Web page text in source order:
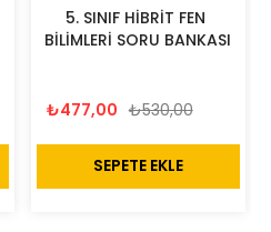
5. SINIF HİBRİT FEN
BİLİMLERİ SORU BANKASI
₺477,00 ₺530,00
SEPETE EKLE